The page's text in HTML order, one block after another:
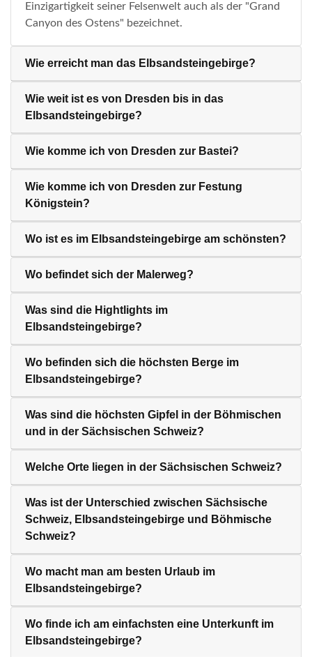
Einzigartigkeit seiner Felsenwelt auch als der "Grand
Canyon des Ostens" bezeichnet.
Wie erreicht man das Elbsandsteingebirge?
Wie weit ist es von Dresden bis in das
Elbsandsteingebirge?
Wie komme ich von Dresden zur Bastei?
Wie komme ich von Dresden zur Festung
Königstein?
Wo ist es im Elbsandsteingebirge am schönsten?
Wo befindet sich der Malerweg?
Was sind die Hightlights im
Elbsandsteingebirge?
Wo befinden sich die höchsten Berge im
Elbsandsteingebirge?
Was sind die höchsten Gipfel in der Böhmischen
und in der Sächsischen Schweiz?
Welche Orte liegen in der Sächsischen Schweiz?
Was ist der Unterschied zwischen Sächsische
Schweiz, Elbsandsteingebirge und Böhmische
Schweiz?
Wo macht man am besten Urlaub im
Elbsandsteingebirge?
Wo finde ich am einfachsten eine Unterkunft im
Elbsandsteingebirge?